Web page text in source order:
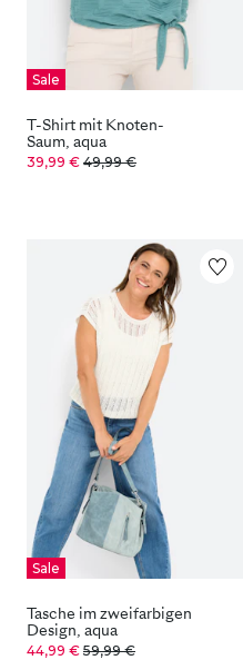
Sale
T-Shirt mit Knoten-
Saum, aqua
39,99 € 49,99 €
Sale
Tasche im zweifarbigen
Design, aqua
44,99 € 59,99 €